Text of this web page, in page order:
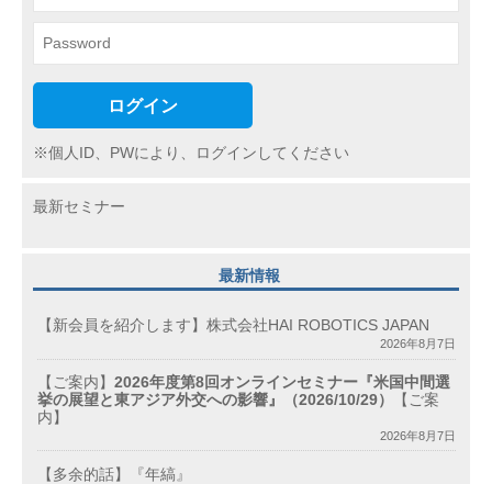
ー
シ
ン
ログイン
※個人ID、PWにより、ログインしてください
最新セミナー
最新情報
【新会員を紹介します】株式会社HAI ROBOTICS JAPAN
2026年8月7日
【ご案内】 2026年度第8回オンラインセミナー『米国中間選
挙の展望と東アジア外交への影響』（2026/10/29）
【ご案
内】
2026年8月7日
【多余的話】『年縞』